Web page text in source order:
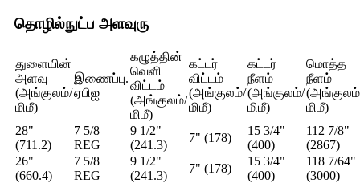
தொழில்நுட்ப அளவுரு
துளையின்
அளவு
(அங்குலம்/
மிமீ)
இணைப்பு.
ஏபிஐ
கழுத்தின்
வெளி
விட்டம்
(அங்குலம்/
மிமீ)
கட்டர்
விட்டம்
(அங்குலம்/
மிமீ)
கட்டர்
நீளம்
(அங்குலம்/
மிமீ)
மொத்த
நீளம்
மிமீ)
28"
(711.2)
7 5/8
REG
9 1/2"
(241.3)
7" (178)
15 3/4"
(400)
112 7/8"
(2867)
26"
(660.4)
7 5/8
REG
9 1/2"
(241.3)
7" (178)
15 3/4"
(400)
118 7/64"
(3000)